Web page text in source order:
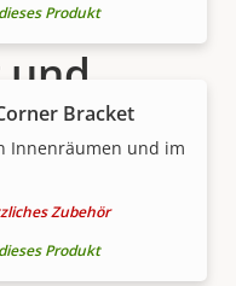
Produkt
Bracket
Innenräumen und im
Zubehör
Produkt
Produkten von Axis,
unserer Experten?